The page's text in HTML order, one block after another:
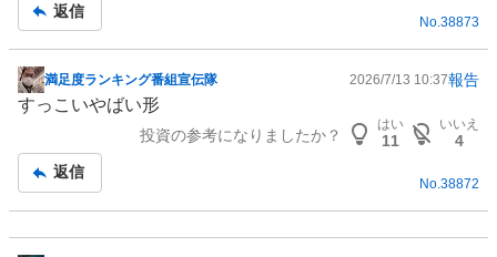
事
返信
No.38873
掲
示
事
満足度ランキング番組宣伝隊 2026/7/13 10:37報告
すっこいやばい形
投資の参考になりましたか？
はい
11
いいえ
4
返信
No. 38872